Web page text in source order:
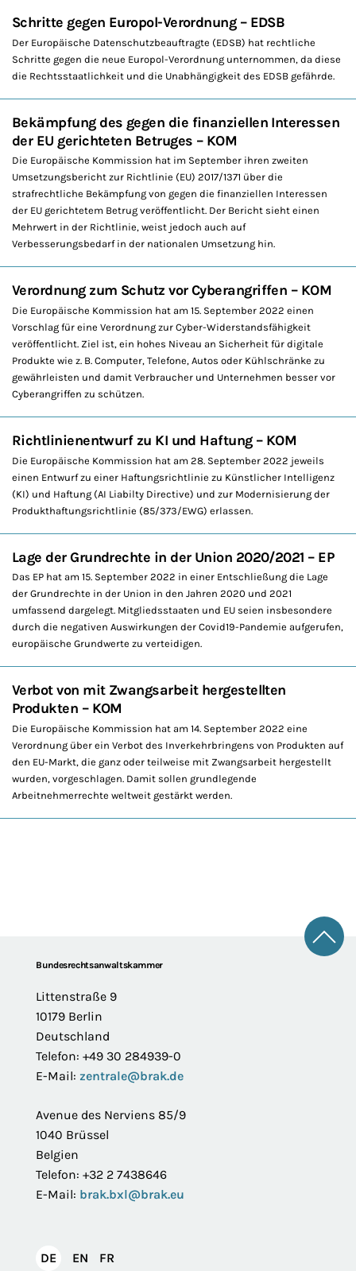
Schritte gegen Europol-Verordnung – EDSB
Der Europäische Datenschutzbeauftragte (EDSB) hat rechtliche
Schritte gegen die neue Europol-Verordnung unternommen, da diese
die Rechtsstaatlichkeit und die Unabhängigkeit des EDSB gefährde.
Bekämpfung des gegen die finanziellen Interessen
der EU gerichteten Betruges – KOM
Die Europäische Kommission hat im September ihren zweiten
Umsetzungsbericht zur Richtlinie (EU) 2017/1371 über die
strafrechtliche Bekämpfung von gegen die finanziellen Interessen
der EU gerichtetem Betrug veröffentlicht. Der Bericht sieht einen
Mehrwert in der Richtlinie, weist jedoch auch auf
Verbesserungsbedarf in der nationalen Umsetzung hin.
Verordnung zum Schutz vor Cyberangriffen – KOM
Die Europäische Kommission hat am 15. September 2022 einen
Vorschlag für eine Verordnung zur Cyber-Widerstandsfähigkeit
veröffentlicht. Ziel ist, ein hohes Niveau an Sicherheit für digitale
Produkte wie z. B. Computer, Telefone, Autos oder Kühlschränke zu
gewährleisten und damit Verbraucher und Unternehmen besser vor
Cyberangriffen zu schützen.
Richtlinienentwurf zu KI und Haftung – KOM
Die Europäische Kommission hat am 28. September 2022 jeweils
einen Entwurf zu einer Haftungsrichtlinie zu Künstlicher Intelligenz
(KI) und Haftung (AI Liabilty Directive) und zur Modernisierung der
Produkthaftungsrichtlinie (85/373/EWG) erlassen.
Lage der Grundrechte in der Union 2020/2021 – EP
Das EP hat am 15. September 2022 in einer Entschließung die Lage
der Grundrechte in der Union in den Jahren 2020 und 2021
umfassend dargelegt. Mitgliedsstaaten und EU seien insbesondere
durch die negativen Auswirkungen der Covid19-Pandemie aufgerufen,
europäische Grundwerte zu verteidigen.
Verbot von mit Zwangsarbeit hergestellten
Produkten – KOM
Die Europäische Kommission hat am 14. September 2022 eine
Verordnung über ein Verbot des Inverkehrbringens von Produkten auf
den EU-Markt, die ganz oder teilweise mit Zwangsarbeit hergestellt
wurden, vorgeschlagen. Damit sollen grundlegende
Arbeitnehmerrechte weltweit gestärkt werden.
FooterBundesrechtsanwaltskammer
Littenstraße 9
10179 Berlin
Deutschland
Telefon: +49 30 284939-0
E-Mail: zentrale@brak.de
Avenue des Nerviens 85/9
1040 Brüssel
Belgien
Telefon: +32 2 7438646
E-Mail: brak.bxl@brak.eu
DEDeutsch
EN English
FR